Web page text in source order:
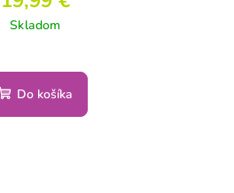
Skladom
Do košíka